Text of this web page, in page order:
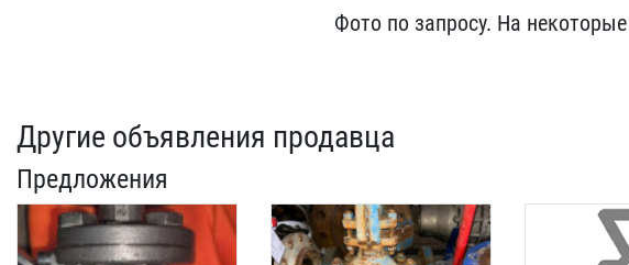
Фото по запросу. На
Другие объявления продавца
Предложения